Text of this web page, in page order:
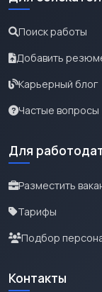
Поиск работы
Добавить
Карьерный блог
Частые вопросы
Для
Разместить
Тарифы
Подбор
Контакты